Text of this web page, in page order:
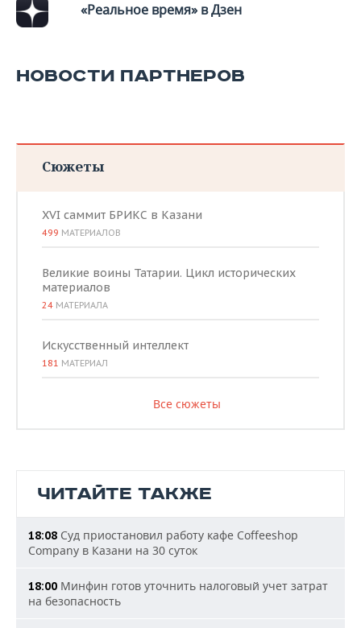
«Реальное время» в Дзен
НОВОСТИ ПАРТНЕРОВ
Сюжеты
XVI саммит БРИКС в Казани
499 МАТЕРИАЛОВ
Великие воины Татарии. Цикл исторических
материалов
24 МАТЕРИАЛА
Искусственный интеллект
181 МАТЕРИАЛ
Все сюжеты
ЧИТАЙТЕ ТАКЖЕ
18:08 Суд приостановил работу кафе Coffeeshop
Company в Казани на 30 суток
18:00 Минфин готов уточнить налоговый учет затрат
на безопасность